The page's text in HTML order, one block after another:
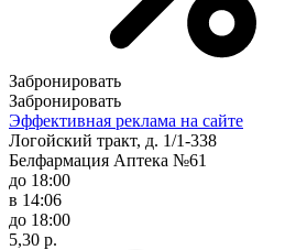
Забронировать
Забронировать
Эффективная реклама на сайте
Логойский тракт, д. 1/1-338
Белфармация Аптека №61
до 18:00
в 14:06
до 18:00
5,30 р.